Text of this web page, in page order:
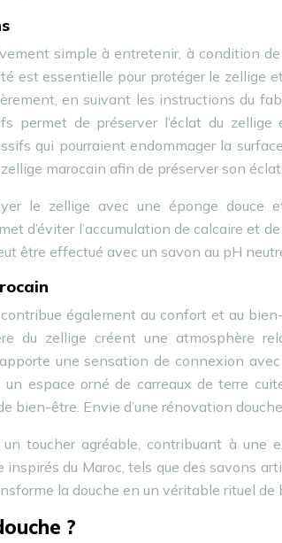
simple à entretenir, à condition
est essentielle pour protéger le zellige
en suivant les instructions du
permet de préserver l’éclat du zellige
qui pourraient endommager la
marocain afin de préserver son éclat.
le zellige avec une éponge douce
d’éviter l’accumulation de calcaire et
être effectué avec un savon au pH
également au confort et au
du zellige créent une atmosphère
une sensation de connexion
espace orné de carreaux de terre
bien-être. Envie d’une rénovation
toucher agréable, contribuant à une
du Maroc, tels que des savons
la douche en un véritable rituel de
?